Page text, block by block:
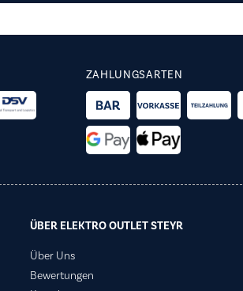
ZAHLUNGSARTEN
ÜBER ELEKTRO OUTLET STEYR
Über Uns
Bewertungen